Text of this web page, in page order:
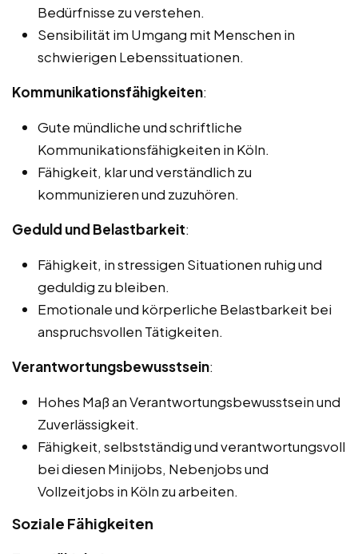
Bedürfnisse zu verstehen.
Sensibilität im Umgang mit Menschen in
schwierigen Lebenssituationen.
Kommunikationsfähigkeiten:
Gute mündliche und schriftliche
Kommunikationsfähigkeiten in Köln.
Fähigkeit, klar und verständlich zu
kommunizieren und zuzuhören.
Geduld und Belastbarkeit:
Fähigkeit, in stressigen Situationen ruhig und
geduldig zu bleiben.
Emotionale und körperliche Belastbarkeit bei
anspruchsvollen Tätigkeiten.
Verantwortungsbewusstsein:
Hohes Maß an Verantwortungsbewusstsein und
Zuverlässigkeit.
Fähigkeit, selbstständig und verantwortungsvoll
bei diesen Minijobs, Nebenjobs und
Vollzeitjobs in Köln zu arbeiten.
Soziale Fähigkeiten